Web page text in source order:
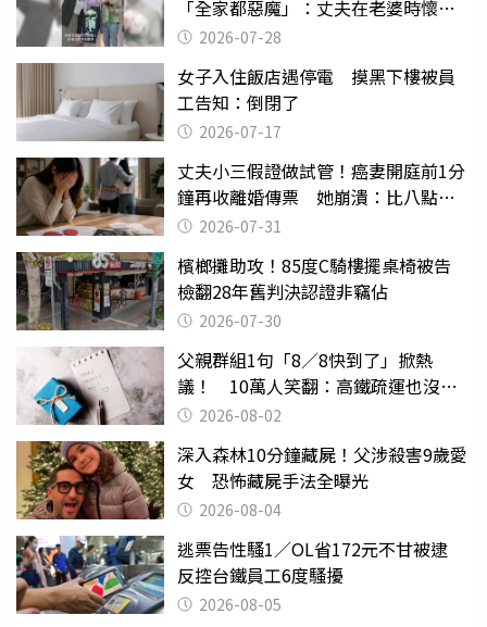
「全家都惡魔」：丈夫在老婆時懷孕
摔東西
2026-07-28
女子入住飯店遇停電 摸黑下樓被員
工告知：倒閉了
2026-07-17
丈夫小三假證做試管！癌妻開庭前1分
鐘再收離婚傳票 她崩潰：比八點檔
還扯2026-07-31
檳榔攤助攻！85度C騎樓擺桌椅被告
檢翻28年舊判決認證非竊佔
2026-07-30
父親群組1句「8／8快到了」掀熱
議！ 10萬人笑翻：高鐵疏運也沒列
父親節
2026-08-02
深入森林10分鐘藏屍！父涉殺害9歲愛
女 恐怖藏屍手法全曝光
2026-08-04
逃票告性騷1／OL省172元不甘被逮
反控台鐵員工6度騷擾
2026-08-05